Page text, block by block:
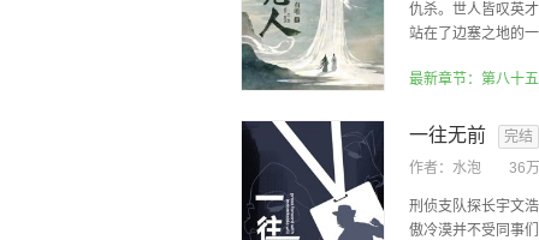
仇杀。世人皆叹英
站在了边塞之地的
最新章节：第八十
一往无前
完结
作者： 水泡 36
刑侦支队探长宇文
傲冷漠并不受同事